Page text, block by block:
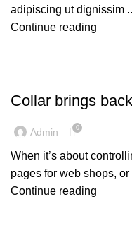
adipiscing ut dignissim
Continue reading
Collar brings
Admin 0
When it’s about
pages for web shops,
Continue reading